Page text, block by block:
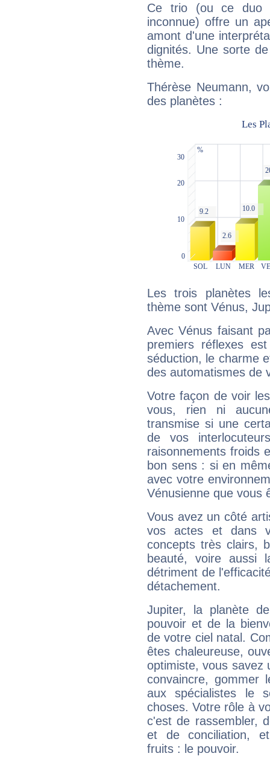
Ce trio (ou ce duo
inconnue) offre un
amont d'une
dignités. Une sorte
thème.
Thérèse Neumann,
des planètes :
Les trois planètes
thème sont Vénus,
Avec Vénus faisant
premiers réflexes
séduction, le charme
des automatismes de
Votre façon de voir
vous, rien ni
transmise si une
de vos
raisonnements froids
bon sens : si en
avec votre
Vénusienne que vous
Vous avez un côté
vos actes et dans
concepts très clairs,
beauté, voire aussi
détriment de
détachement.
Jupiter, la planète
pouvoir et de la
de votre ciel natal.
êtes chaleureuse,
optimiste, vous savez
convaincre, gommer
aux spécialistes le
choses. Votre rôle à
c'est de rassembler,
et de conciliation,
fruits : le pouvoir.